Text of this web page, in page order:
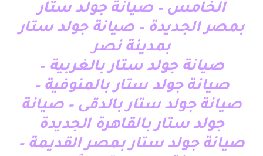
الخامس – صيانة جولد ستار
بمصر الجديدة – صيانة جولد ستار
بمدينة نصر
صيانة جولد ستار بالغربية –
صيانة جولد ستار بالمنوفية –
صيانة جولد ستار بالدقى – صيانة
جولد ستار بالقاهرة الجديدة
صيانة جولد ستار بمصر القديمة –